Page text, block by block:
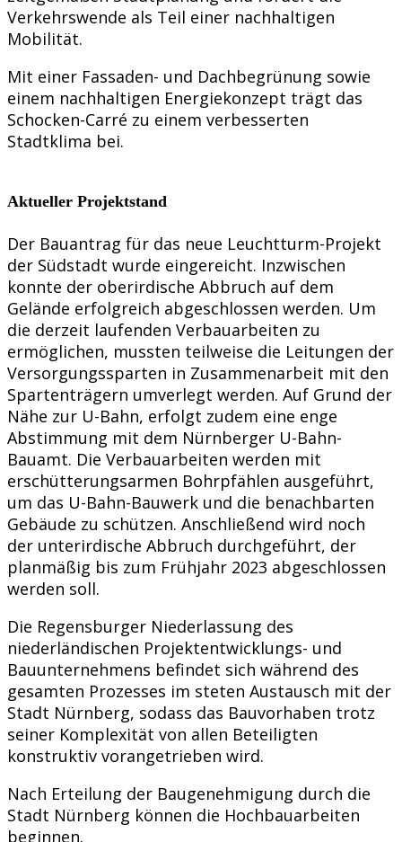
Verkehrswende als Teil einer nachhaltigen
Mobilität.
Mit einer Fassaden- und Dachbegrünung sowie
einem nachhaltigen Energiekonzept trägt das
Schocken-Carré zu einem verbesserten
Stadtklima bei.
Aktueller Projektstand
Der Bauantrag für das neue Leuchtturm-Projekt
der Südstadt wurde eingereicht. Inzwischen
konnte der oberirdische Abbruch auf dem
Gelände erfolgreich abgeschlossen werden. Um
die derzeit laufenden Verbauarbeiten zu
ermöglichen, mussten teilweise die Leitungen der
Versorgungssparten in Zusammenarbeit mit den
Spartenträgern umverlegt werden. Auf Grund der
Nähe zur U-Bahn, erfolgt zudem eine enge
Abstimmung mit dem Nürnberger U-Bahn-
Bauamt. Die Verbauarbeiten werden mit
erschütterungsarmen Bohrpfählen ausgeführt,
um das U-Bahn-Bauwerk und die benachbarten
Gebäude zu schützen. Anschließend wird noch
der unterirdische Abbruch durchgeführt, der
planmäßig bis zum Frühjahr 2023 abgeschlossen
werden soll.
Die Regensburger Niederlassung des
niederländischen Projektentwicklungs- und
Bauunternehmens befindet sich während des
gesamten Prozesses im steten Austausch mit der
Stadt Nürnberg, sodass das Bauvorhaben trotz
seiner Komplexität von allen Beteiligten
konstruktiv vorangetrieben wird.
Nach Erteilung der Baugenehmigung durch die
Stadt Nürnberg können die Hochbauarbeiten
beginnen.